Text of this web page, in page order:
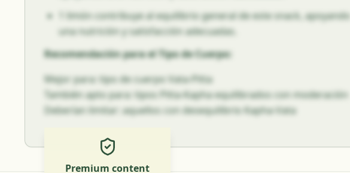
1 limón contribuye al equilibrio general de este snack, apoyando
una nutrición y satisfacción adecuadas.
Recomendación para el Tipo de Cuerpo:
Mejor para: tipo de cuerpo Vata-Pitta
También apto para: tipos Pitta-Kapha equilibrados con moderación
Deberían limitar: aquellos con desequilibrio Kapha-Vata
Premium content